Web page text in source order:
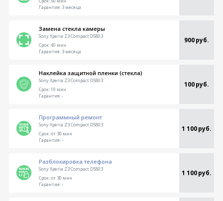
Гарантия:3 месяца
Замена стекла камеры
Sony Xperia Z3 Compact D5803 900 руб.
Срок:40 мин
Гарантия:3 месяца
Наклейка защитной пленки (стекла)
Sony Xperia Z3 Compact D5803 100 руб.
Срок:10 мин
Гарантия:-
Программный ремонт
Sony Xperia Z3 Compact D5803 1 100 руб.
Срок:от 30 мин
Гарантия:-
Разблокировка телефона
Sony Xperia Z3 Compact D5803 1 100 руб.
Срок:от 30 мин
Гарантия:-